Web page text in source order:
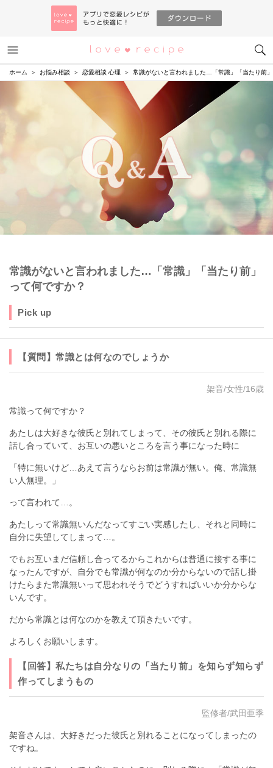
恋愛レシピ
ホーム お悩み相談 恋愛相談 心理 常識がないと言われました…「常識」「当たり前
常識がないと言われました…「常識」「当たり前」
って何ですか？
Pick up
【質問】常識とは何なのでしょうか
架音/女性/16歳
常識って何ですか？
あたしは大好きな彼氏と別れてしまって、その彼氏と別れる際に
話し合っていて、お互いの悪いところを言う事になった時に
「特に無いけど…あえて言うならお前は常識が無い。俺、常識無
い人無理。」
って言われて…。
あたしって常識無いんだなってすごい実感したし、それと同時に
自分に失望してしまって…。
でもお互いまだ信頼し合ってるからこれからは普通に接する事に
なったんですが、自分でも常識が何なのか分からないので話し掛
けたらまた常識無いって思われそうでどうすればいいか分からな
いんです。
だから常識とは何なのかを教えて頂きたいです。
よろしくお願いします。
【回答】私たちは自分なりの「当たり前」を知らず知らず
作ってしまうもの
監修者/武田亜季
架音さんは、大好きだった彼氏と別れることになってしまったの
ですね。